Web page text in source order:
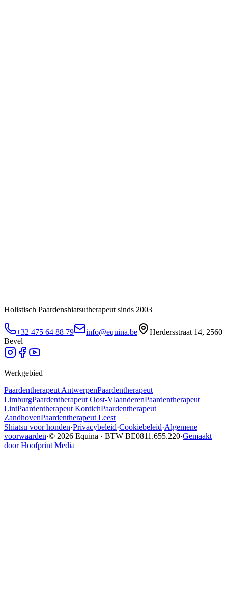
Holistisch Paardenshiatsutherapeut sinds 2003
+32 475 64 88 79 info@equina.be
Herdersstraat 14, 2560
Bevel
Werkgebied
Paardentherapeut AntwerpenPaardentherapeut
LimburgPaardentherapeut Oost-VlaanderenPaardentherapeut
LintPaardentherapeut KontichPaardentherapeut
ZandhovenPaardentherapeut Leest
Shiatsu voor honden·Privacybeleid·Cookiebeleid·Algemene
voorwaarden·© 2026 Equina · BTW BE0811.655.220·Gemaakt
door Hoofprint Media